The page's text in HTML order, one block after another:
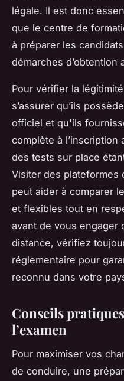
légale. Il est donc
que le centre de
à préparer les
démarches d’obtention
Pour vérifier la
s’assurer qu’ils
officiel et qu'ils
complète à l’inscription
des tests sur place
Visiter des plateformes
peut aider à comparer
et flexibles tout en
avant de vous engager
distance, vérifiez
réglementaire pour
reconnu dans votre
Conseils
l’examen
Pour maximiser vos
de conduire, une